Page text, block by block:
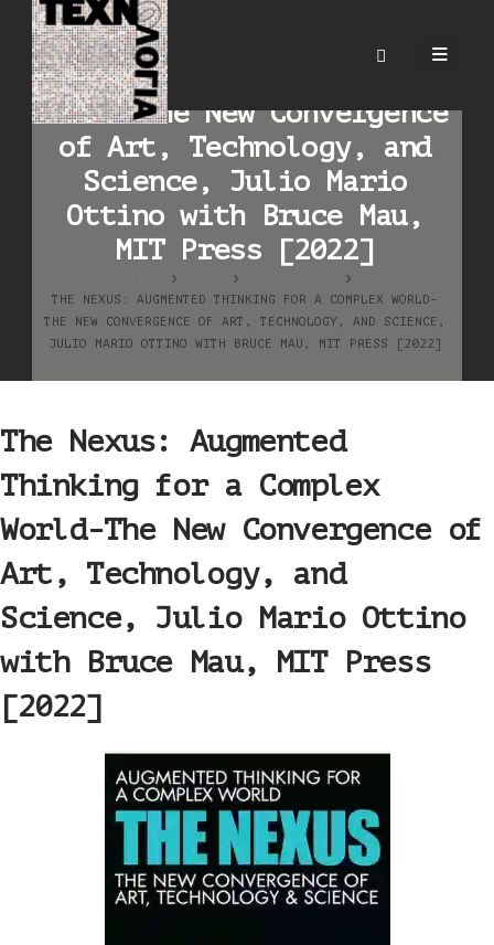
The Nexus: Augmented
Thinking for a Complex
World-The New Convergence
of Art, Technology, and
Science, Julio Mario
Ottino with Bruce Mau,
MIT Press [2022]
THE NEXUS: AUGMENTED THINKING FOR A COMPLEX WORLD-
THE NEW CONVERGENCE OF ART, TECHNOLOGY, AND SCIENCE,
JULIO MARIO OTTINO WITH BRUCE MAU, MIT PRESS [2022]
The Nexus: Augmented
Thinking for a Complex
World-The New Convergence of
Art, Technology, and
Science, Julio Mario Ottino
with Bruce Mau, MIT Press
[2022]